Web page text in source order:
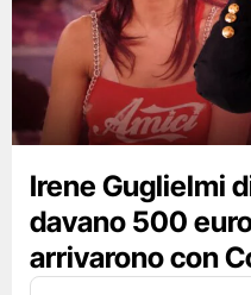
Irene Guglielmi
davano 500
arrivarono con